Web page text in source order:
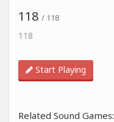
118 / 118
118
Start Playing
Related Sound Games: